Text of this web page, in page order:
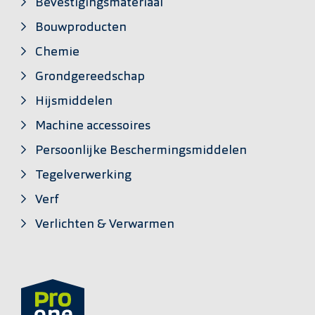
Bevestigingsmateriaal
Bouwproducten
Chemie
Grondgereedschap
Hijsmiddelen
Machine accessoires
Persoonlijke Beschermingsmiddelen
Tegelverwerking
Verf
Verlichten & Verwarmen